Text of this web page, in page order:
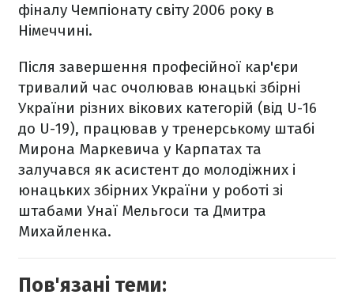
фіналу Чемпіонату світу 2006 року в
Німеччині.
Після завершення професійної кар'єри
тривалий час очолював юнацькі збірні
України різних вікових категорій (від U-16
до U-19), працював у тренерському штабі
Мирона Маркевича у Карпатах та
залучався як асистент до молодіжних і
юнацьких збірних України у роботі зі
штабами Унаї Мельгоси та Дмитра
Михайленка.
Пов'язані теми: